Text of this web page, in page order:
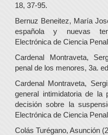
18, 37-95.
Bernuz Beneitez, María
española y nuevas
Electrónica de Ciencia
Cardenal Montraveta,
penal de los menores, 3a.
Cardenal Montraveta,
general intimidatoria de la
decisión sobre la
Electrónica de Ciencia
Colás Turégano, Asunción